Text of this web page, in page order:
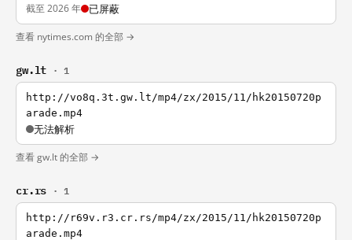
截至 2026 年 已屏蔽
查看 nytimes.com 的全部 →
gw.lt · 1
http://vo8q.3t.gw.lt/mp4/zx/2015/11/hk20150720p
arade.mp4
无法解析
查看 gw.lt 的全部 →
cr.rs · 1
http://r69v.r3.cr.rs/mp4/zx/2015/11/hk20150720p
arade.mp4